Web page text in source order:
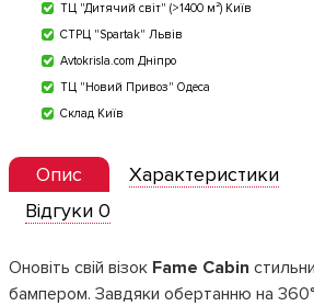
ТЦ "Дитячий світ" (>1400 м²) Київ
СТРЦ "Spartak" Львів
Avtokrisla.com Дніпро
ТЦ "Новий Привоз" Одеса
Склад Київ
Опис Характеристики
Відгуки 0
Оновіть свій візок Fame Cabin
бампером. Завдяки обертанню на